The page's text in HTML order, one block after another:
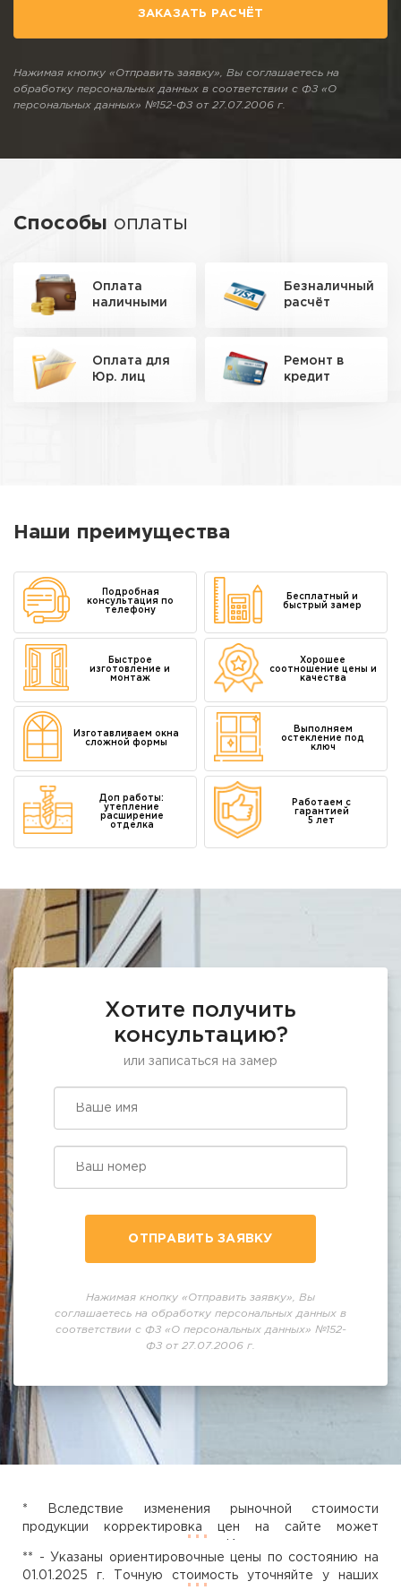
ЗАКАЗАТЬ РАСЧЁТ
Нажимая кнопку «Отправить заявку», Вы соглашаетесь на
обработку персональных данных в соответствии с ФЗ «О
персональных данных» №152-ФЗ от 27.07.2006 г.
Способы оплаты
Оплата
наличными
Безналичный
расчёт
Оплата для
Юр. лиц
Ремонт в
кредит
Наши преимущества
Подробная
консультация по
телефону
Бесплатный и
быстрый замер
Быстрое
изготовление и
монтаж
Хорошее
соотношение цены и
качества
Изготавливаем окна
сложной формы
Выполняем
остекление под
ключ
Доп работы:
утепление
расширение
отделка
Работаем с
гарантией
5 лет
Хотите получить
консультацию?
или записаться на замер
ОТПРАВИТЬ ЗАЯВКУ
Нажимая кнопку «Отправить заявку», Вы
соглашаетесь на обработку персональных данных в
соответствии с ФЗ «О персональных данных» №152-
ФЗ от 27.07.2006 г.
* Вследствие изменения рыночной стоимости
продукции корректировка цен на сайте может
представленная на сайте информация не является
публичной офертой согласно статьи ст. 437
** - Указаны ориентировочные цены по состоянию на
01.01.2025 г. Точную стоимость уточняйте у наших